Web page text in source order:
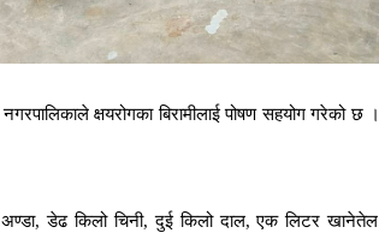
नगरपालिकाले क्षयरोगका बिरामीलाई पोषण सहयोग गरेको छ ।
अण्डा,डेढ किलो चिनी,दुई किलो दाल,एक लिटर खानेतेल